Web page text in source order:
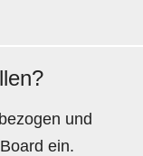
und
ein.